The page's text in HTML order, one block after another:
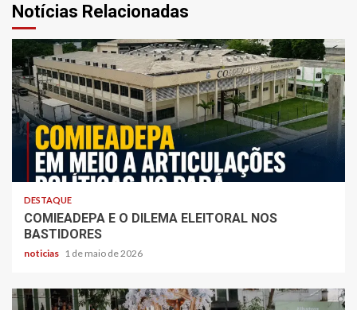
Notícias Relacionadas
DESTAQUE
COMIEADEPA E O DILEMA ELEITORAL NOS
BASTIDORES
noticias 1 de maio de 2026